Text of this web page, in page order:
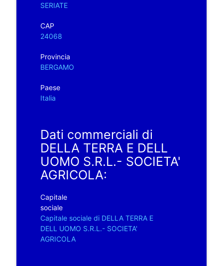
SERIATE
CAP
24068
Provincia
BERGAMO
Paese
Italia
Dati commerciali di
DELLA TERRA E DELL
UOMO S.R.L.- SOCIETA'
AGRICOLA:
Capitale
sociale
Capitale sociale di DELLA TERRA E
DELL UOMO S.R.L.- SOCIETA'
AGRICOLA